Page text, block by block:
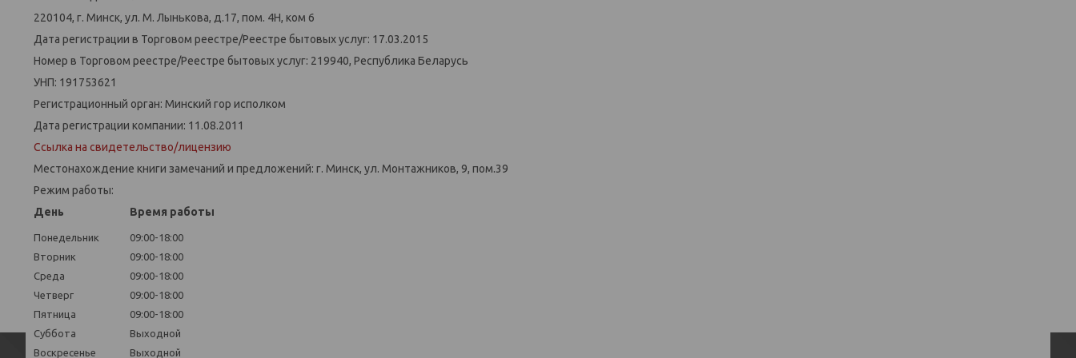
220104, г. Минск, ул. М. Лынькова, д.17, пом. 4Н, ком 6
Дата регистрации в Торговом реестре/Реестре бытовых услуг: 17.03.2015
Номер в Торговом реестре/Реестре бытовых услуг: 219940, Республика Беларусь
УНП: 191753621
Регистрационный орган: Минский гор исполком
Дата регистрации компании: 11.08.2011
Ссылка на свидетельство/лицензию
Местонахождение книги замечаний и предложений: г. Минск, ул. Монтажников, 9, пом.39
Режим работы:
День
Время работы
Понедельник
09:00-18:00
Вторник
09:00-18:00
Среда
09:00-18:00
Четверг
09:00-18:00
Пятница
09:00-18:00
Суббота
Выходной
Воскресенье
Выходной